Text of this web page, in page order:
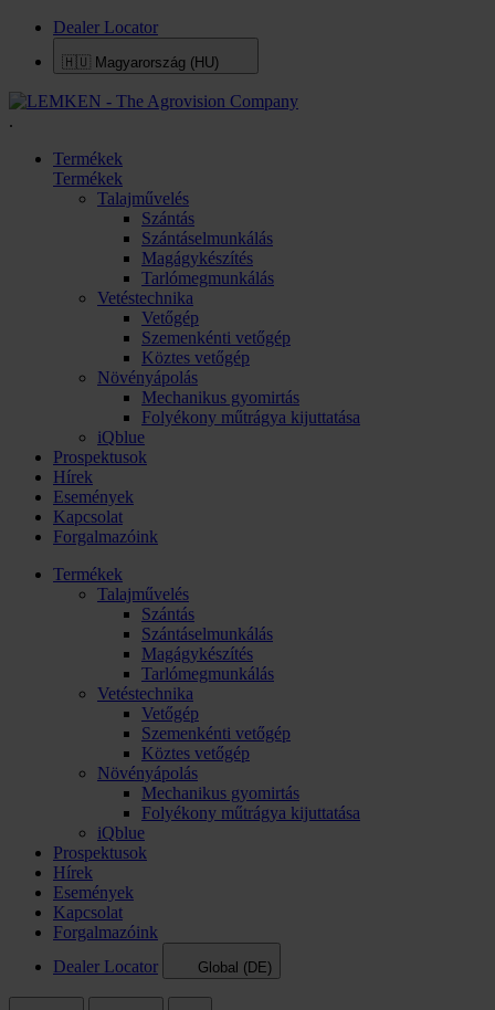
Dealer Locator
🇭🇺 Magyarország (HU)
.
Termékek
Termékek
Talajművelés
Szántás
Szántáselmunkálás
Magágykészítés
Tarlómegmunkálás
Vetéstechnika
Vetőgép
Szemenkénti vetőgép
Köztes vetőgép
Növényápolás
Mechanikus gyomirtás
Folyékony műtrágya kijuttatása
iQblue
Prospektusok
Hírek
Események
Kapcsolat
Forgalmazóink
Termékek
Talajművelés
Szántás
Szántáselmunkálás
Magágykészítés
Tarlómegmunkálás
Vetéstechnika
Vetőgép
Szemenkénti vetőgép
Köztes vetőgép
Növényápolás
Mechanikus gyomirtás
Folyékony műtrágya kijuttatása
iQblue
Prospektusok
Hírek
Események
Kapcsolat
Forgalmazóink
Dealer Locator
Global (DE)